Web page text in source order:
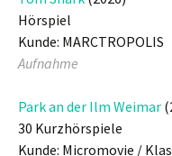
Hörspiel
Kunde: MARCTROPOLIS
Aufnahme
Park an der Ilm Weimar
30 Kurzhörspiele
Kunde: Micromovie /